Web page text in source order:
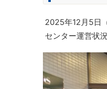
2025年12月5日
センター運営状